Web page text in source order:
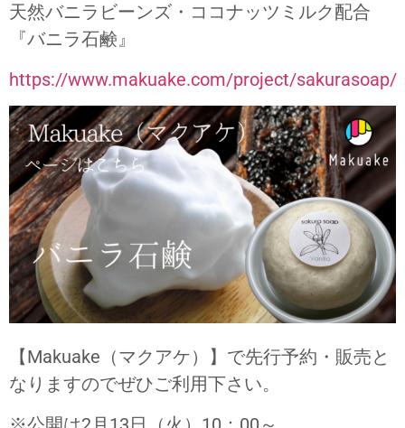
天然バニラビーンズ・ココナッツミルク配合
『バニラ石鹸』
https://www.makuake.com/project/sakurasoap/
【Makuake（マクアケ）】で先行予約・販売と
なりますのでぜひご利用下さい。